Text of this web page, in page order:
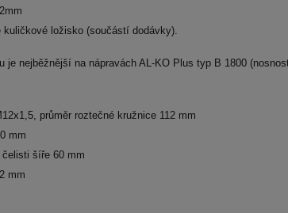
ložisko (součástí dodávky).
je nejběžnější na nápravách AL-KO Plus typ B 1800
průměr roztečné kružnice 112 mm
mm
šíře 60 mm
mm